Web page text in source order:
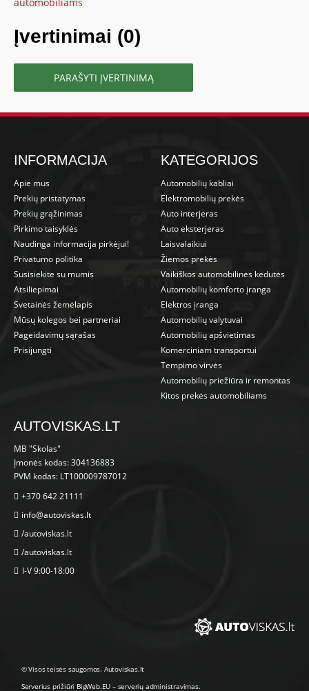
Įvertinimai (0)
PARAŠYTI ĮVERTINIMĄ
INFORMACIJA
Apie mus
Prekių pristatymas
Prekių grąžinimas
Pirkimo taisyklės
Naudinga informacija pirkėjui!
Privatumo politika
Susisiekite su mumis
Atsiliepimai
Svetainės žemėlapis
Mūsų kolegos bei partneriai
Pageidavimų sąrašas
Prisijungti
KATEGORIJOS
Automobilių kabliai
Elektromobilių prekės
Auto interjeras
Auto eksterjeras
Laisvalaikiui
Žiemos prekės
Vaikiškos automobilinės kėdutės
Automobilių komforto įranga
Elektros įranga
Automobilių valytuvai
Automobilių apšvietimas
Komerciniam transportui
Tempimo virvės
Automobilių priežiūra ir remontas
Kitos prekės automobiliams
AUTOVISKAS.LT
MB "Skolas"
Įmonės kodas: 304136883
PVM kodas: LT100009787012
+370 642 21111
info@autoviskas.lt
/autoviskas.lt
/autoviskas.lt
I-V 9:00-18:00
© Visos teisės saugomos. Autoviskas.lt
Serverius prižiūri BigWeb.EU – serverių administravimas.